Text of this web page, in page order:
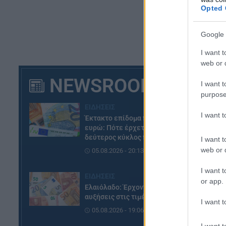
Opted
Google
I want
web or
I want
I want
I want
web or
I want
or app.
I want
NEWSROOM
Έκτακτο επίδομα παιδιού 150
ευρώ: Πότε έρχεται ο
δεύτερος κύκλος πληρωμών
05.08.2026 - 20:13
Ελαιόλαδο: Έρχονται νέες
αυξήσεις στις τιμές
05.08.2026 - 19:06